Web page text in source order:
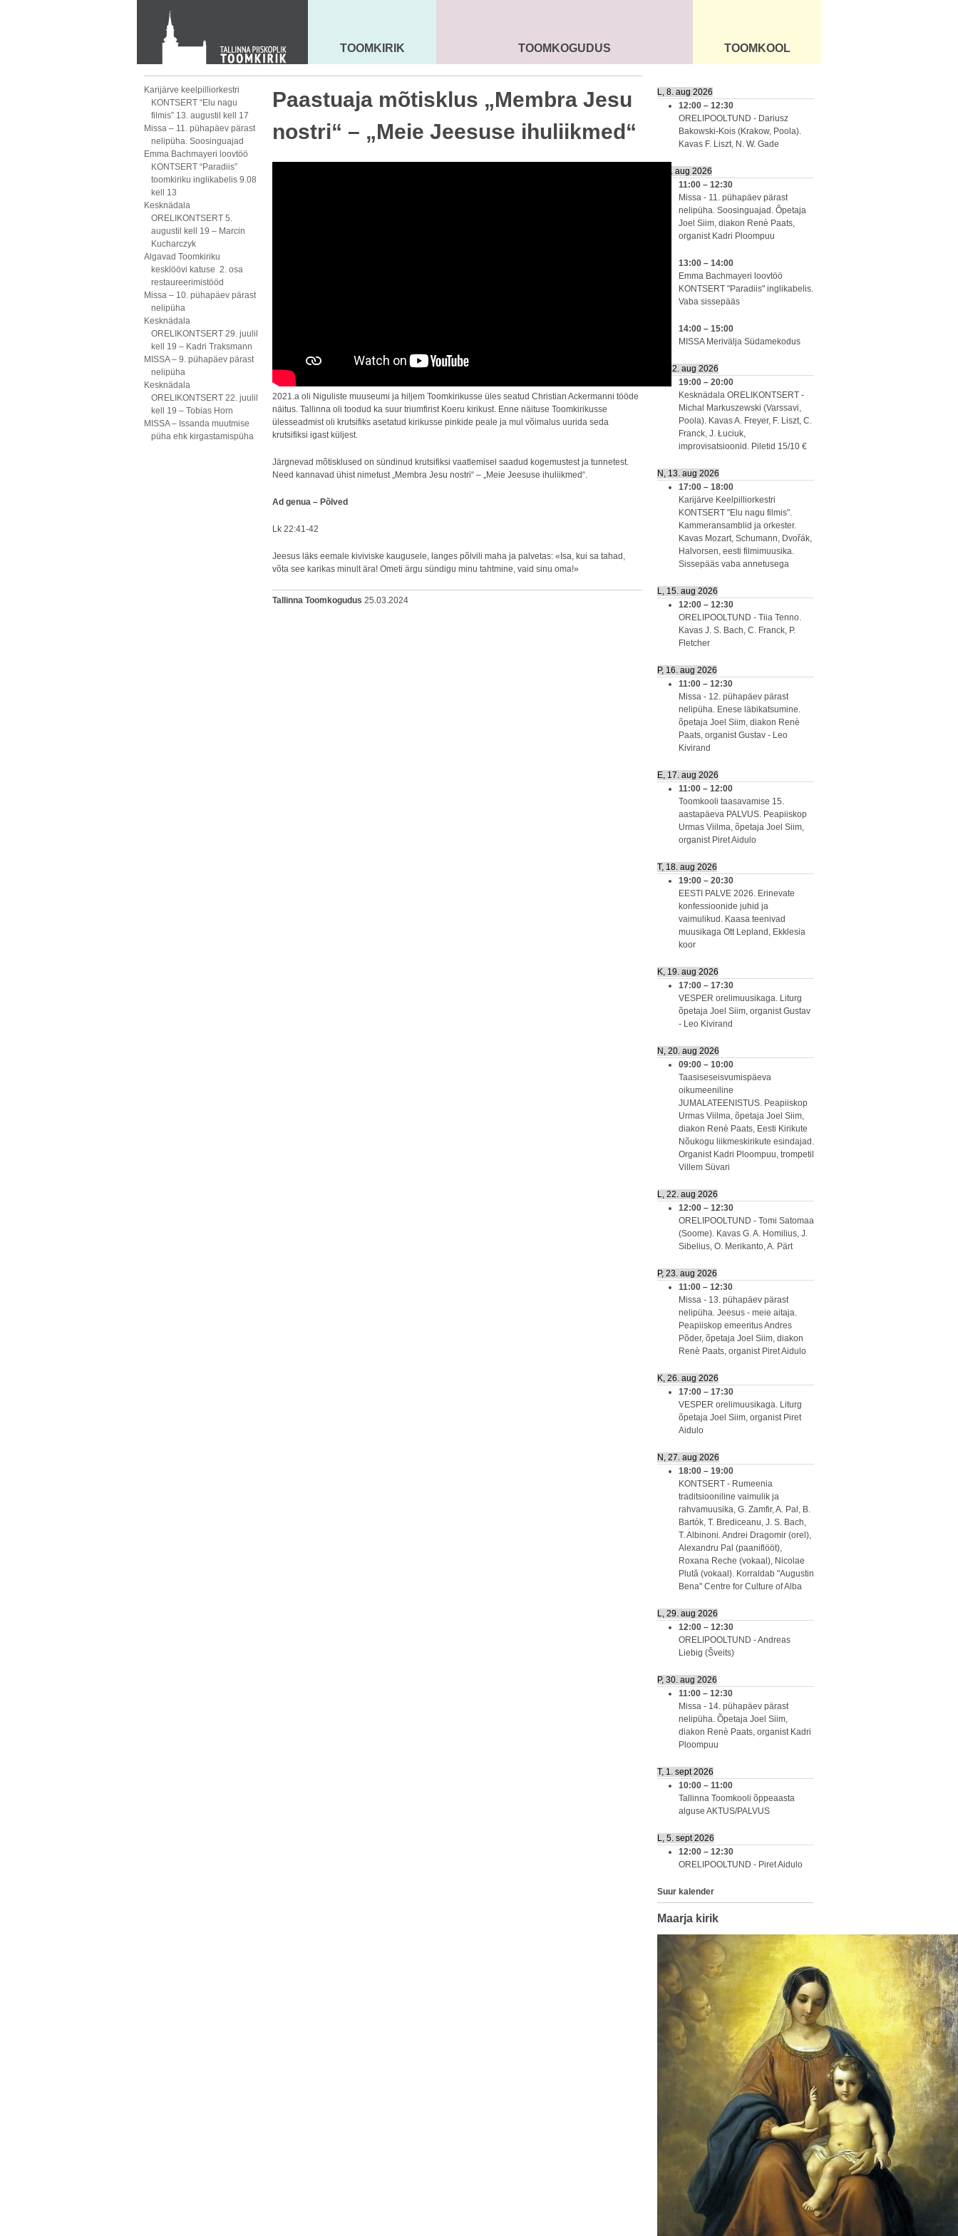
KONTAKT
Toom-Kooli 6, 10130 TALLINN
tallinna.toom@eelk.ee
MAARJA KIRIK
TOOMKIRIK SEENIORID KOGUDUS
TOOMKOGUDUS ÜLDINFO
TOOMKOOL
Karijärve keelpilliorkestri
KONTSERT “Elu nagu
filmis” 13. augustil kell 17
Missa – 11. pühapäev pärast
nelipüha. Soosinguajad
Emma Bachmayeri loovtöö
KONTSERT “Paradiis”
toomkiriku inglikabelis 9.08
kell 13
Kesknädala
ORELIKONTSERT 5.
augustil kell 19 – Marcin
Kucharczyk
Algavad Toomkiriku
kesklöövi katuse 2. osa
restaureerimistööd
Missa – 10. pühapäev pärast
nelipüha
Kesknädala
ORELIKONTSERT 29. juulil
kell 19 – Kadri Traksmann
MISSA – 9. pühapäev pärast
nelipüha
Kesknädala
ORELIKONTSERT 22. juulil
kell 19 – Tobias Horn
MISSA – Issanda muutmise
püha ehk kirgastamispüha
Paastuaja mõtisklus „Membra Jesu
nostri“ – „Meie Jeesuse ihuliikmed“
2021.a oli Niguliste muuseumi ja hiljem Toomkirikusse üles seatud Christian Ackermanni tööde
näitus. Tallinna oli toodud ka suur triumfirist Koeru kirikust. Enne näituse Toomkirikusse
ülesseadmist oli krutsifiks asetatud kirikusse pinkide peale ja mul võimalus uurida seda
krutsifiksi igast küljest.
Järgnevad mõtisklused on sündinud krutsifiksi vaatlemisel saadud kogemustest ja tunnetest.
Need kannavad ühist nimetust „Membra Jesu nostri“ – „Meie Jeesuse ihuliikmed“.
Ad genua – Põlved
Lk 22:41-42
Jeesus läks eemale kiviviske kaugusele, langes põlvili maha ja palvetas: «Isa, kui sa tahad,
võta see karikas minult ära! Ometi ärgu sündigu minu tahtmine, vaid sinu oma!»
Tallinna Toomkogudus 25.03.2024
L, 8. aug 2026
12:00 – 12:30
ORELIPOOLTUND - Dariusz
Bakowski-Kois (Krakow, Poola).
Kavas F. Liszt, N. W. Gade
P, 9. aug 2026
11:00 – 12:30
Missa - 11. pühapäev pärast
nelipüha. Soosinguajad. Õpetaja
Joel Siim, diakon Renè Paats,
organist Kadri Ploompuu
13:00 – 14:00
Emma Bachmayeri loovtöö
KONTSERT "Paradiis" inglikabelis.
Vaba sissepääs
14:00 – 15:00
MISSA Merivälja Südamekodus
K, 12. aug 2026
19:00 – 20:00
Kesknädala ORELIKONTSERT -
Michal Markuszewski (Varssavi,
Poola). Kavas A. Freyer, F. Liszt, C.
Franck, J. Łuciuk,
improvisatsioonid. Piletid 15/10 €
N, 13. aug 2026
17:00 – 18:00
Karijärve Keelpilliorkestri
KONTSERT "Elu nagu filmis".
Kammeransamblid ja orkester.
Kavas Mozart, Schumann, Dvořák,
Halvorsen, eesti filmimuusika.
Sissepääs vaba annetusega
L, 15. aug 2026
12:00 – 12:30
ORELIPOOLTUND - Tiia Tenno.
Kavas J. S. Bach, C. Franck, P.
Fletcher
P, 16. aug 2026
11:00 – 12:30
Missa - 12. pühapäev pärast
nelipüha. Enese läbikatsumine.
õpetaja Joel Siim, diakon Renè
Paats, organist Gustav - Leo
Kivirand
E, 17. aug 2026
11:00 – 12:00
Toomkooli taasavamise 15.
aastapäeva PALVUS. Peapiiskop
Urmas Viilma, õpetaja Joel Siim,
organist Piret Aidulo
T, 18. aug 2026
19:00 – 20:30
EESTI PALVE 2026. Erinevate
konfessioonide juhid ja
vaimulikud. Kaasa teenivad
muusikaga Ott Lepland, Ekklesia
koor
K, 19. aug 2026
17:00 – 17:30
VESPER orelimuusikaga. Liturg
õpetaja Joel Siim, organist Gustav
- Leo Kivirand
N, 20. aug 2026
09:00 – 10:00
Taasiseseisvumispäeva
oikumeeniline
JUMALATEENISTUS. Peapiiskop
Urmas Viilma, õpetaja Joel Siim,
diakon Renè Paats, Eesti Kirikute
Nõukogu liikmeskirikute esindajad.
Organist Kadri Ploompuu, trompetil
Villem Süvari
L, 22. aug 2026
12:00 – 12:30
ORELIPOOLTUND - Tomi Satomaa
(Soome). Kavas G. A. Homilius, J.
Sibelius, O. Merikanto, A. Pärt
P, 23. aug 2026
11:00 – 12:30
Missa - 13. pühapäev pärast
nelipüha. Jeesus - meie aitaja.
Peapiiskop emeeritus Andres
Põder, õpetaja Joel Siim, diakon
Renè Paats, organist Piret Aidulo
K, 26. aug 2026
17:00 – 17:30
VESPER orelimuusikaga. Liturg
õpetaja Joel Siim, organist Piret
Aidulo
N, 27. aug 2026
18:00 – 19:00
KONTSERT - Rumeenia
traditsiooniline vaimulik ja
rahvamuusika, G. Zamfir, A. Pal, B.
Bartók, T. Brediceanu, J. S. Bach,
T. Albinoni. Andrei Dragomir (orel),
Alexandru Pal (paaniflööt),
Roxana Reche (vokaal), Nicolae
Plută (vokaal). Korraldab "Augustin
Bena" Centre for Culture of Alba
L, 29. aug 2026
12:00 – 12:30
ORELIPOOLTUND - Andreas
Liebig (Šveits)
P, 30. aug 2026
11:00 – 12:30
Missa - 14. pühapäev pärast
nelipüha. Õpetaja Joel Siim,
diakon Renè Paats, organist Kadri
Ploompuu
T, 1. sept 2026
10:00 – 11:00
Tallinna Toomkooli õppeaasta
alguse AKTUS/PALVUS
L, 5. sept 2026
12:00 – 12:30
ORELIPOOLTUND - Piret Aidulo
Suur kalender
Maarja kirik